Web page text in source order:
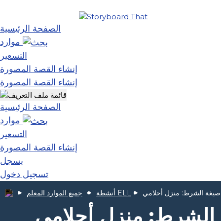
الصفحة الرئيسية
موارد
التسعير
إنشاء القصة المصورة
إنشاء القصة المصورة
الصفحة الرئيسية
موارد
التسعير
إنشاء القصة المصورة
يسجل
تسجيل دخول
جميع الموارد المعلم أنشطة ELL صيغة الشرط: منزل أحلامي
منزل أحلامي